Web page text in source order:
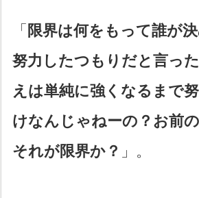
「 限界は何をもって誰が
努力したつもりだと言っ
えは単純に強くなるまで
けなんじゃねーの？お前
それが限界か？ 」。